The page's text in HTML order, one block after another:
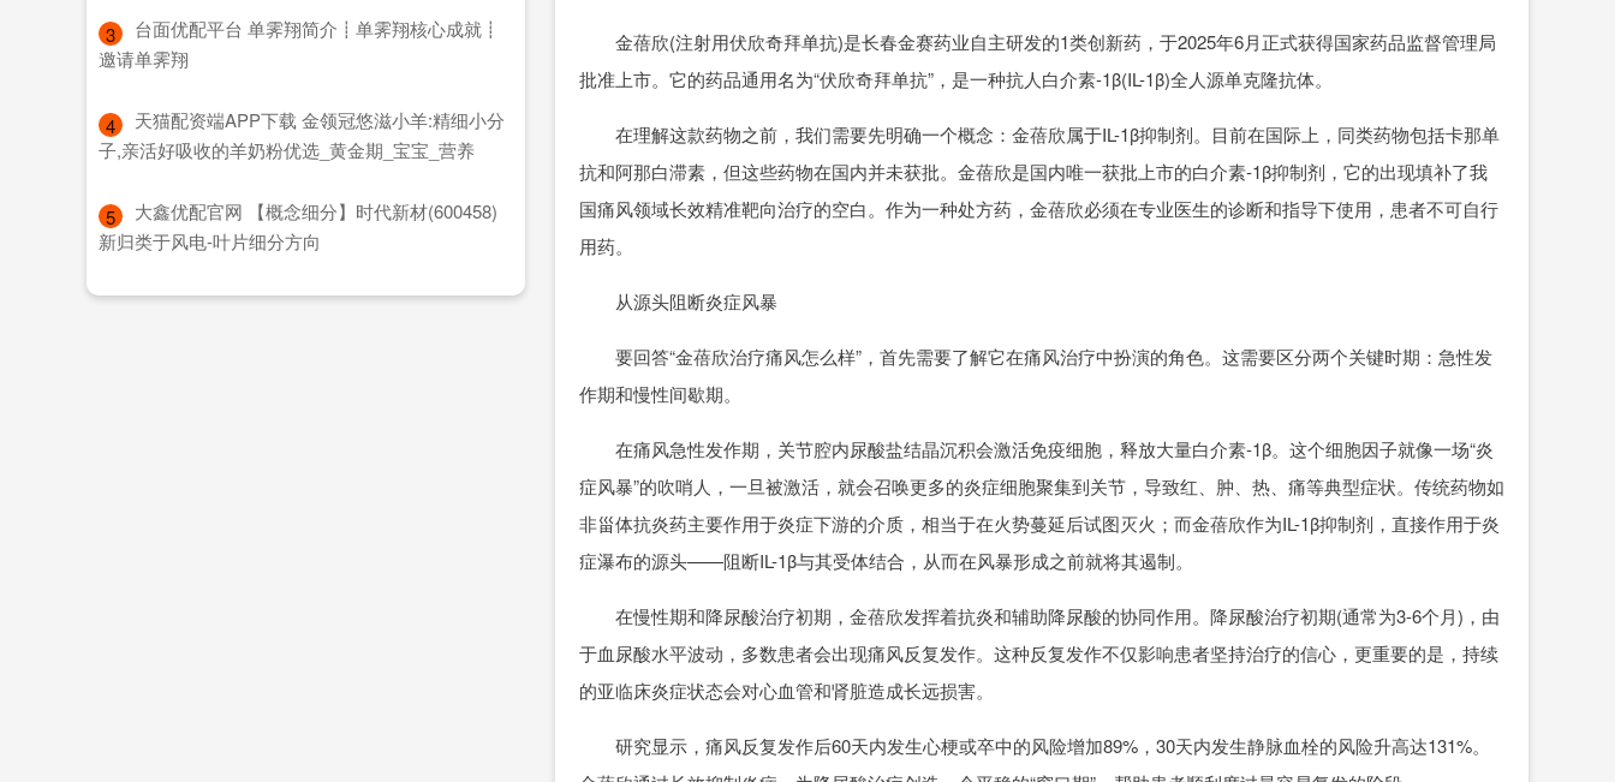
金蓓欣(注射用伏欣奇拜单抗)是长春金赛药业自主研发的1类创新药，于2025年6月正式获得国家药品监督管理局
批准上市。它的药品通用名为“伏欣奇拜单抗”，是一种抗人白介素-1β(IL-1β)全人源单克隆抗体。
在理解这款药物之前，我们需要先明确一个概念：金蓓欣属于IL-1β抑制剂。目前在国际上，同类药物包括卡那单
抗和阿那白滞素，但这些药物在国内并未获批。金蓓欣是国内唯一获批上市的白介素-1β抑制剂，它的出现填补了我
国痛风领域长效精准靶向治疗的空白。作为一种处方药，金蓓欣必须在专业医生的诊断和指导下使用，患者不可自行
用药。
从源头阻断炎症风暴
要回答“金蓓欣治疗痛风怎么样”，首先需要了解它在痛风治疗中扮演的角色。这需要区分两个关键时期：急性发
作期和慢性间歇期。
在痛风急性发作期，关节腔内尿酸盐结晶沉积会激活免疫细胞，释放大量白介素-1β。这个细胞因子就像一场“炎
症风暴”的吹哨人，一旦被激活，就会召唤更多的炎症细胞聚集到关节，导致红、肿、热、痛等典型症状。传统药物如
非甾体抗炎药主要作用于炎症下游的介质，相当于在火势蔓延后试图灭火；而金蓓欣作为IL-1β抑制剂，直接作用于炎
症瀑布的源头——阻断IL-1β与其受体结合，从而在风暴形成之前就将其遏制。
在慢性期和降尿酸治疗初期，金蓓欣发挥着抗炎和辅助降尿酸的协同作用。降尿酸治疗初期(通常为3-6个月)，由
于血尿酸水平波动，多数患者会出现痛风反复发作。这种反复发作不仅影响患者坚持治疗的信心，更重要的是，持续
的亚临床炎症状态会对心血管和肾脏造成长远损害。
研究显示，痛风反复发作后60天内发生心梗或卒中的风险增加89%，30天内发生静脉血栓的风险升高达131%。
3
​台面优配平台 单霁翔简介┋单霁翔核心成就┋
邀请单霁翔
4
​天猫配资端APP下载 金领冠悠滋小羊:精细小分
子,亲活好吸收的羊奶粉优选_黄金期_宝宝_营养
5
​大鑫优配官网 【概念细分】时代新材(600458)
新归类于风电-叶片细分方向